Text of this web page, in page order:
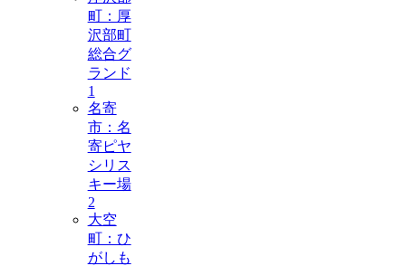
町：厚
沢部町
総合グ
ランド
1
名寄
市：名
寄ピヤ
シリス
キー場
2
大空
町：ひ
がしも